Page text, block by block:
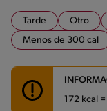
Tarde Otro
Menos de 300 cal
172 kcal